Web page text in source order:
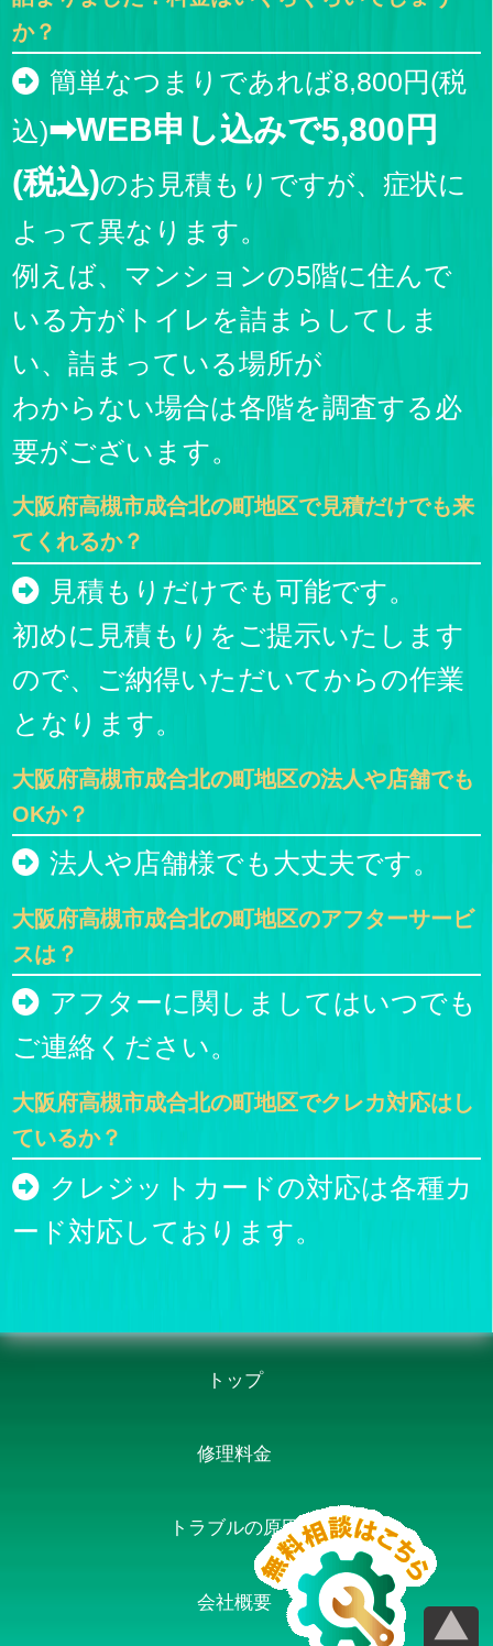
か？
簡単なつまりであれば8,800円(税
込)➡WEB申し込みで5,800円
(税込)のお見積もりですが、症状に
よって異なります。
例えば、マンションの5階に住んで
いる方がトイレを詰まらしてしま
い、詰まっている場所が
わからない場合は各階を調査する必
要がございます。
大阪府高槻市成合北の町地区で見積だけでも来
てくれるか？
見積もりだけでも可能です。
初めに見積もりをご提示いたします
ので、ご納得いただいてからの作業
となります。
大阪府高槻市成合北の町地区の法人や店舗でも
OKか？
法人や店舗様でも大丈夫です。
大阪府高槻市成合北の町地区のアフターサービ
スは？
アフターに関しましてはいつでも
ご連絡ください。
大阪府高槻市成合北の町地区でクレカ対応はし
ているか？
クレジットカードの対応は各種カ
ード対応しております。
トップ
修理料金
トラブルの原因
会社概要